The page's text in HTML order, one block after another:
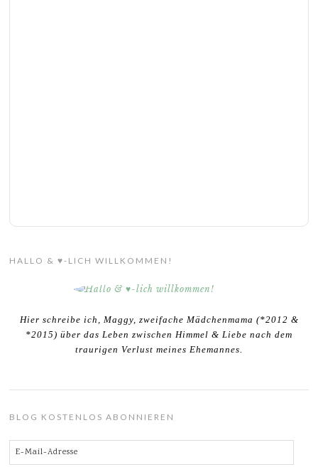
HALLO & ♥-LICH WILLKOMMEN!
Hier schreibe ich, Maggy, zweifache Mädchenmama (*2012 &
*2015) über das Leben zwischen Himmel & Liebe nach dem
traurigen Verlust meines Ehemannes.
BLOG KOSTENLOS ABONNIEREN
E-
Mail-